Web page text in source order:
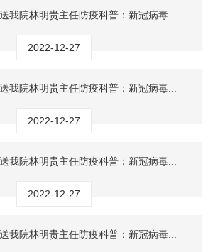
我院林明贵主任防疫科普：新冠病毒...
2022-12-27
我院林明贵主任防疫科普：新冠病毒...
2022-12-27
我院林明贵主任防疫科普：新冠病毒...
2022-12-27
我院林明贵主任防疫科普：新冠病毒...